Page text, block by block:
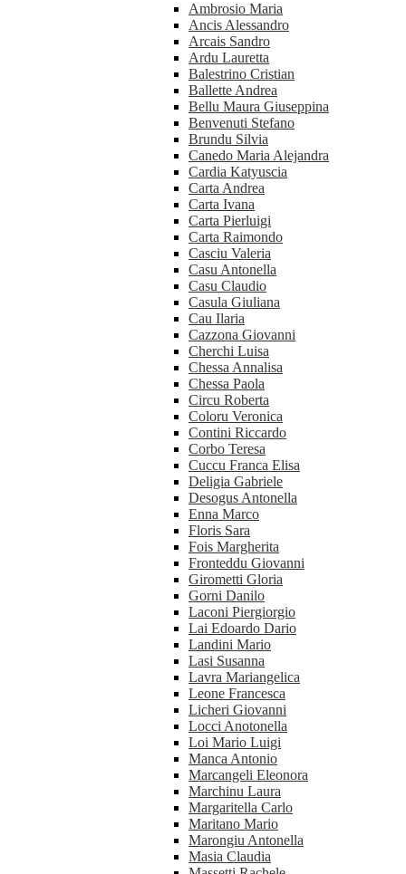
Ambrosio Maria
Ancis Alessandro
Arcais Sandro
Ardu Lauretta
Balestrino Cristian
Ballette Andrea
Bellu Maura Giuseppina
Benvenuti Stefano
Brundu Silvia
Canedo Maria Alejandra
Cardia Katyuscia
Carta Andrea
Carta Ivana
Carta Pierluigi
Carta Raimondo
Casciu Valeria
Casu Antonella
Casu Claudio
Casula Giuliana
Cau Ilaria
Cazzona Giovanni
Cherchi Luisa
Chessa Annalisa
Chessa Paola
Circu Roberta
Coloru Veronica
Contini Riccardo
Corbo Teresa
Cuccu Franca Elisa
Deligia Gabriele
Desogus Antonella
Enna Marco
Floris Sara
Fois Margherita
Fronteddu Giovanni
Girometti Gloria
Gorni Danilo
Laconi Piergiorgio
Lai Edoardo Dario
Landini Mario
Lasi Susanna
Lavra Mariangelica
Leone Francesca
Licheri Giovanni
Locci Anotonella
Loi Mario Luigi
Manca Antonio
Marcangeli Eleonora
Marchinu Laura
Margaritella Carlo
Maritano Mario
Marongiu Antonella
Masia Claudia